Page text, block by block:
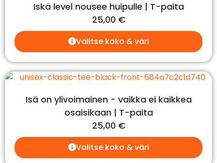
Iskä level nousee huipulle | T-paita
25,00 €
Valitse koko & väri
Isä on ylivoimainen - vaikka ei kaikkea
osaisikaan | T-paita
25,00 €
Valitse koko & väri